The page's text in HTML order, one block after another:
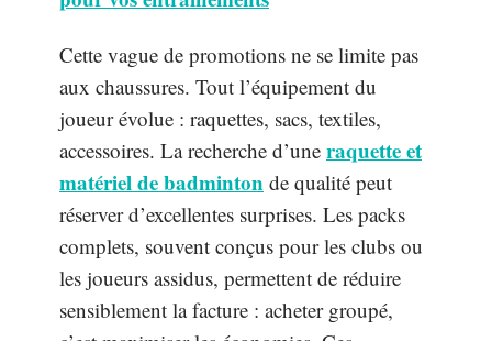
Cette vague de promotions ne se limite pas
aux chaussures. Tout l’équipement du
joueur évolue : raquettes, sacs, textiles,
accessoires. La recherche d’une raquette et
matériel de badminton de qualité peut
réserver d’excellentes surprises. Les packs
complets, souvent conçus pour les clubs ou
les joueurs assidus, permettent de réduire
sensiblement la facture : acheter groupé,